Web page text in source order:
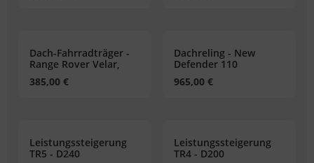
Dach-Fahrradträger -
Range Rover Velar,
New Defender,
385,00 €
Dachreling - New
Defender 110
965,00 €
Leistungssteigerung
TR5 - D240
Leistungssteigerung
TR4 - D200